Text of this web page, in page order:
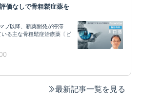
価なしで骨粗鬆症薬を
ブ以降、新薬開発が停滞
る主な骨粗鬆症治療薬〔ビ
最新記事一覧を見る